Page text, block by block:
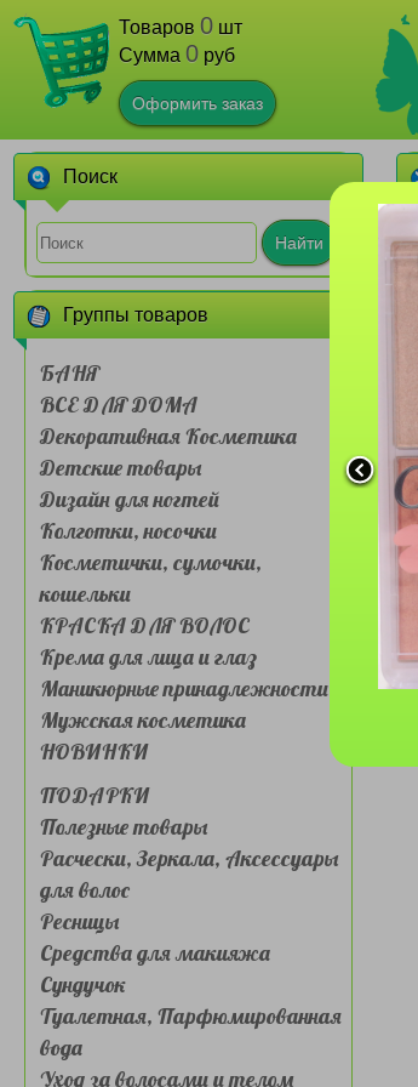
Товаров 0 шт
Сумма 0 руб
Оформить заказ
Поиск
Найти
Группы товаров
БАНЯ
ВСЕ ДЛЯ ДОМА
Декоративная Косметика
Детские товары
Дизайн для ногтей
Колготки, носочки
Косметички, сумочки,
кошельки
КРАСКА ДЛЯ ВОЛОС
Крема для лица и глаз
Маникюрные принадлежности
Мужская косметика
НОВИНКИ
ПОДАРКИ
Полезные товары
Расчески, Зеркала, Аксессуары
для волос
Ресницы
Средства для макияжа
Сундучок
Туалетная, Парфюмированная
вода
Уход за волосами и телом